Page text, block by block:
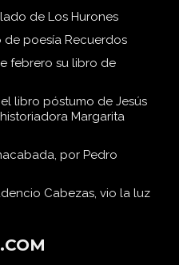
de Los Hurones
de poesía Recuerdos
febrero su libro de
libro póstumo de Jesús
Margarita
por Pedro
Cabezas, vio la luz